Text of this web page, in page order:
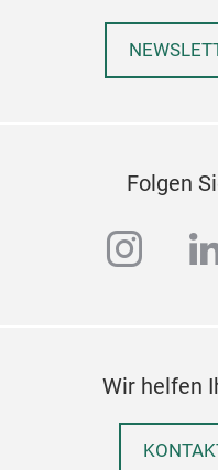
Folgen
Wir helfen